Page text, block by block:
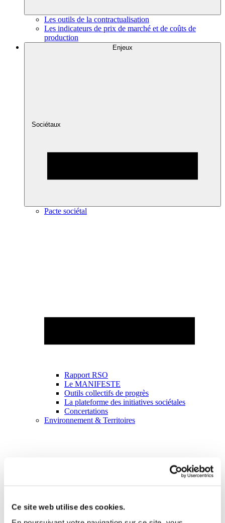
Ce site web utilise des cookies.
Les outils de la contractualisation
Les indicateurs de prix de marché et de coûts de
production
Enjeux
Sociétaux
Pacte sociétal
Rapport RSO
Le MANIFESTE
Outils collectifs de progrès
La plateforme des initiatives sociétales
Concertations
Environnement & Territoires